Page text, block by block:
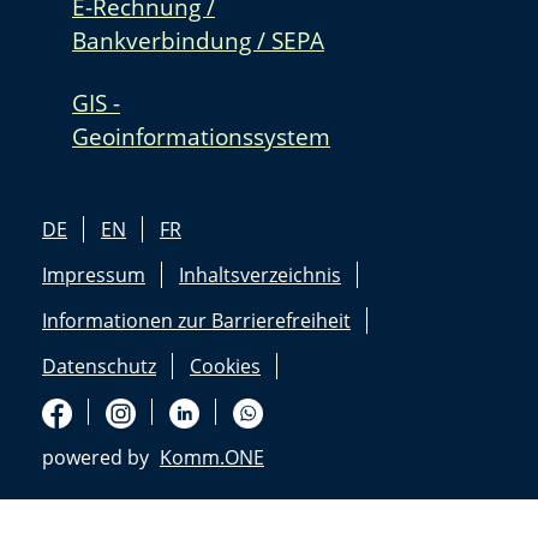
Bankverbindung / SEPA
GIS -
Geoinformationssystem
DE EN
FR
Impressum
Inhaltsverzeichnis
Informationen zur Barrierefreiheit
Datenschutz
Cookies
powered by Komm.ONE